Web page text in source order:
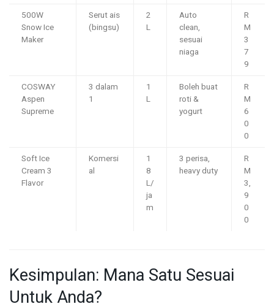
500W
Snow Ice
Maker
Serut ais
(bingsu)
2
L
Auto
clean,
sesuai
niaga
R
M
3
7
9
COSWAY
Aspen
Supreme
3 dalam
1
1
L
Boleh buat
roti &
yogurt
R
M
6
0
0
Soft Ice
Cream 3
Flavor
Komersi
al
1
8
L/
ja
m
3 perisa,
heavy duty
R
M
3,
9
0
0
Kesimpulan: Mana Satu Sesuai
Untuk Anda?